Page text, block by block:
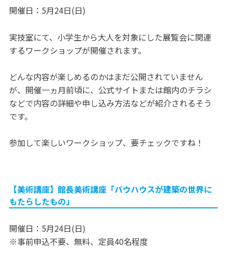
開催日：5月24日(日)
実技室にて、小学生から大人を対象にした展覧会に関連
するワークショップが開催されます。
どんな内容が楽しめるのかはまだ公開されていません
が、開催一ヵ月前頃に、公式サイトまたは館内のチラシ
などで内容の詳細や申し込み方法などが紹介されるそう
です。
参加して楽しいワークショップ、要チェックですね！
【美術講座】館長美術講座「バウハウスが建築の世界に
もたらしたもの」
開催日：5月24日(日)
※事前申込不要、無料、定員40名程度